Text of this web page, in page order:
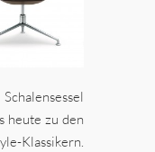
heute zu den